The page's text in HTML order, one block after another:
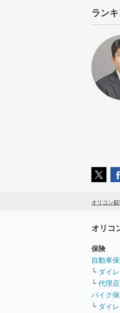
ラン
オリコン
オリコ
保険
自動車
└ ダイ
└ 代理
バイク
└ ダイ